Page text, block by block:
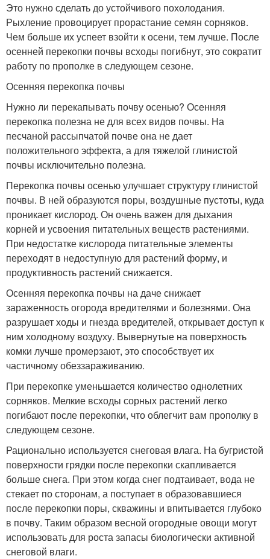
Это нужно сделать до устойчивого похолодания.
Рыхление провоцирует прорастание семян сорняков.
Чем больше их успеет взойти к осени, тем лучше. После
осенней перекопки почвы всходы погибнут, это сократит
работу по прополке в следующем сезоне.
Осенняя перекопка почвы
Нужно ли перекапывать почву осенью? Осенняя
перекопка полезна не для всех видов почвы. На
песчаной рассыпчатой почве она не дает
положительного эффекта, а для тяжелой глинистой
почвы исключительно полезна.
Перекопка почвы осенью улучшает структуру глинистой
почвы. В ней образуются поры, воздушные пустоты, куда
проникает кислород. Он очень важен для дыхания
корней и усвоения питательных веществ растениями.
При недостатке кислорода питательные элементы
переходят в недоступную для растений форму, и
продуктивность растений снижается.
Осенняя перекопка почвы на даче снижает
зараженность огорода вредителями и болезнями. Она
разрушает ходы и гнезда вредителей, открывает доступ к
ним холодному воздуху. Вывернутые на поверхность
комки лучше промерзают, это способствует их
частичному обеззараживанию.
При перекопке уменьшается количество однолетних
сорняков. Мелкие всходы сорных растений легко
погибают после перекопки, что облегчит вам прополку в
следующем сезоне.
Рационально используется снеговая влага. На бугристой
поверхности грядки после перекопки скапливается
больше снега. При этом когда снег подтаивает, вода не
стекает по сторонам, а поступает в образовавшиеся
после перекопки поры, скважины и впитывается глубоко
в почву. Таким образом весной огородные овощи могут
использовать для роста запасы биологически активной
снеговой влаги.